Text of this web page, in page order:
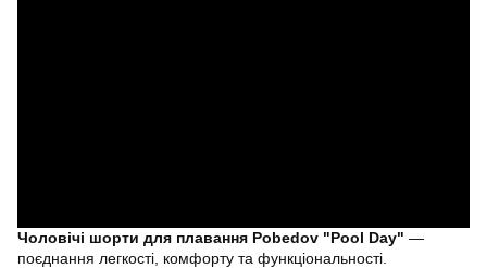
Чоловічі шорти для плавання Pobedov "Pool Day" —
поєднання легкості, комфорту та функціональності.